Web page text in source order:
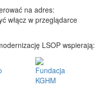
na adres:
włącz w przeglądarce
LSOP wspierają:
Fundacja
KGHM